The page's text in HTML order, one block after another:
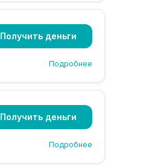
Получить деньги
Подробнее
Получить деньги
Подробнее